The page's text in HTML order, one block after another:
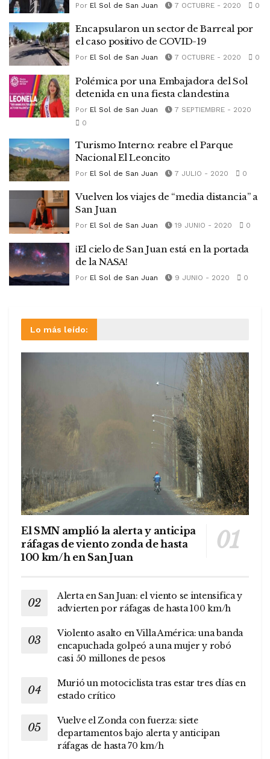
Por El Sol de San Juan 7 OCTUBRE - 2020 0
Encapsularon un sector de Barreal por
el caso positivo de COVID-19
Por El Sol de San Juan 7 OCTUBRE - 2020 0
Polémica por una Embajadora del Sol
detenida en una fiesta clandestina
Por El Sol de San Juan
7 SEPTIEMBRE - 2020
0
Turismo Interno: reabre el Parque
Nacional El Leoncito
Por El Sol de San Juan 7 JULIO - 2020 0
Vuelven los viajes de “media distancia” a
San Juan
Por El Sol de San Juan 19 JUNIO - 2020 0
¡El cielo de San Juan está en la portada
de la NASA!
Por El Sol de San Juan 9 JUNIO - 2020 0
Lo más leído:
El SMN amplió la alerta y anticipa
ráfagas de viento zonda de hasta
100 km/h en San Juan
Alerta en San Juan: el viento se intensifica y
advierten por ráfagas de hasta 100 km/h
Violento asalto en Villa América: una banda
encapuchada golpeó a una mujer y robó
casi 50 millones de pesos
Murió un motociclista tras estar tres días en
estado crítico
Vuelve el Zonda con fuerza: siete
departamentos bajo alerta y anticipan
ráfagas de hasta 70 km/h